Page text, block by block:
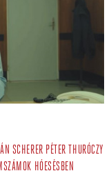
SCHERER PÉTER THURÓCZY
HÓESÉSBEN